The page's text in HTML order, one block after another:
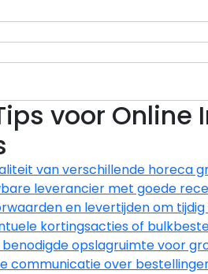
voor Online
van verschillende horeca
leverancier met goede
en levertijden om
kortingsacties of
opslagruimte voor
communicatie over